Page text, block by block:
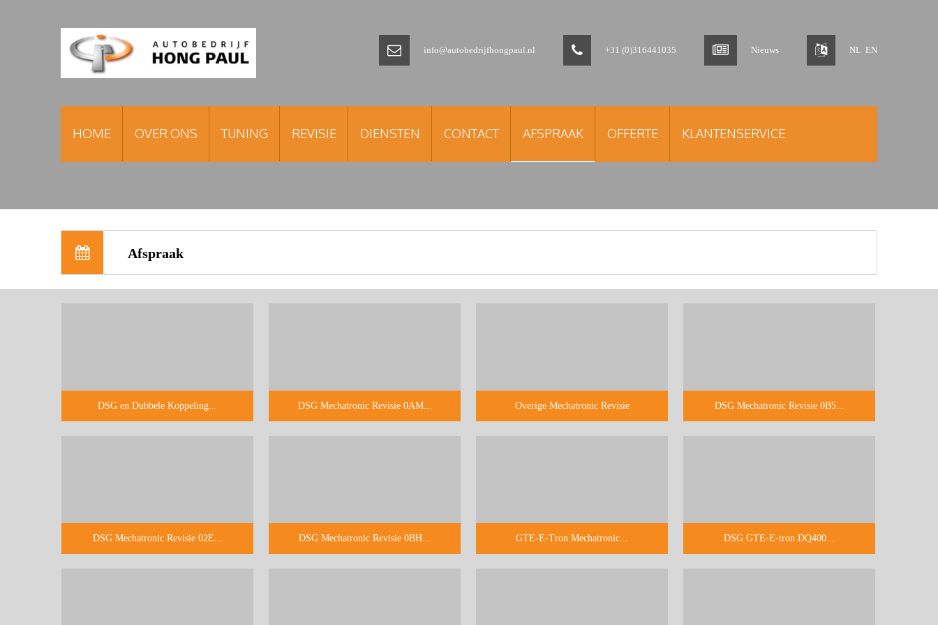
NL EN
Nieuws
+31 (0)316441035
info@autobedrijfhongpaul.nl
HOME OVER ONS TUNING REVISIE DIENSTEN CONTACT AFSPRAAK OFFERTE KLANTENSERVICE
Afspraak
DSG en Dubbele Koppeling... DSG Mechatronic Revisie 0AM... Overige Mechatronic Revisie DSG Mechatronic Revisie 0B5...
DSG Mechatronic Revisie 02E... DSG Mechatronic Revisie 0BH... GTE-E-Tron Mechatronic... DSG GTE-E-tron DQ400...